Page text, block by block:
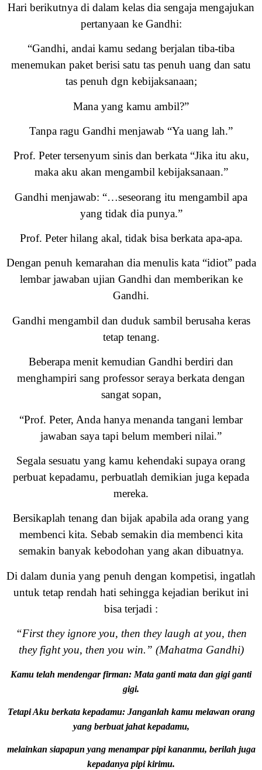
Hari berikutnya di dalam kelas dia sengaja mengajukan
pertanyaan ke Gandhi:
“Gandhi, andai kamu sedang berjalan tiba-tiba
menemukan paket berisi satu tas penuh uang dan satu
tas penuh dgn kebijaksanaan;
Mana yang kamu ambil?”
Tanpa ragu Gandhi menjawab “Ya uang lah.”
Prof. Peter tersenyum sinis dan berkata “Jika itu aku,
maka aku akan mengambil kebijaksanaan.”
Gandhi menjawab: “…seseorang itu mengambil apa
yang tidak dia punya.”
Prof. Peter hilang akal, tidak bisa berkata apa-apa.
Dengan penuh kemarahan dia menulis kata “idiot” pada
lembar jawaban ujian Gandhi dan memberikan ke
Gandhi.
Gandhi mengambil dan duduk sambil berusaha keras
tetap tenang.
Beberapa menit kemudian Gandhi berdiri dan
menghampiri sang professor seraya berkata dengan
sangat sopan,
“Prof. Peter, Anda hanya menanda tangani lembar
jawaban saya tapi belum memberi nilai.”
Segala sesuatu yang kamu kehendaki supaya orang
perbuat kepadamu, perbuatlah demikian juga kepada
mereka.
Bersikaplah tenang dan bijak apabila ada orang yang
membenci kita. Sebab semakin dia membenci kita
semakin banyak kebodohan yang akan dibuatnya.
Di dalam dunia yang penuh dengan kompetisi, ingatlah
untuk tetap rendah hati sehingga kejadian berikut ini
bisa terjadi :
“First they ignore you, then they laugh at you, then
they fight you, then you win.” (Mahatma Gandhi)
Kamu telah mendengar firman: Mata ganti mata dan gigi ganti
gigi.
Tetapi Aku berkata kepadamu: Janganlah kamu melawan orang
yang berbuat jahat kepadamu,
melainkan siapapun yang menampar pipi kananmu, berilah juga
kepadanya pipi kirimu.